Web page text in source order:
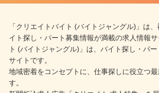
「クリエイトバイト (バイトジャングル)」は
イト探し・パート募集情報が満載の求人情報
ト (バイトジャングル)」は、バイト探し・パ
サイトです。
地域密着をコンセプトに、仕事探しに役立つ
す。